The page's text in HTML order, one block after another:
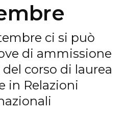
ci si può
di ammissione
corso di laurea
in Relazioni